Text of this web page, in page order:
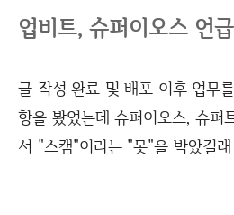
업비트, 슈퍼이오스 언급
글 작성 완료 및 배포 이후 업무
항을 봤었는데 슈퍼이오스, 슈퍼
서 "스캠"이라는 "못"을 박았길